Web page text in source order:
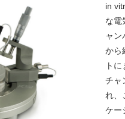
in
な電
ャン
から
ト
チャ
れ、
ケー